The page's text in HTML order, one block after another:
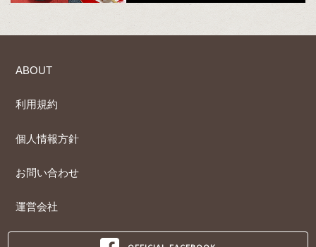
ABOUT
利用規約
個人情報方針
お問い合わせ
運営会社